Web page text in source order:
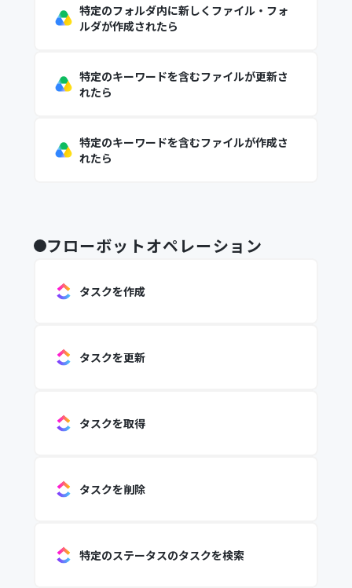
特定のフォルダ内に新しくファイル・フォ
ルダが作成されたら
特定のキーワードを含むファイルが更新さ
れたら
特定のキーワードを含むファイルが作成さ
れたら
フローボットオペレーション
タスクを作成
タスクを更新
タスクを取得
タスクを削除
特定のステータスのタスクを検索